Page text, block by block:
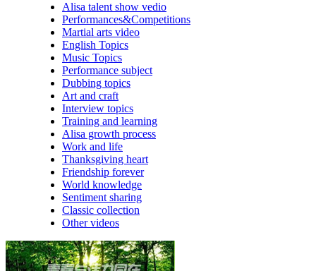
Alisa talent show vedio
Performances&Competitions
Martial arts video
English Topics
Music Topics
Performance subject
Dubbing topics
Art and craft
Interview topics
Training and learning
Alisa growth process
Work and life
Thanksgiving heart
Friendship forever
World knowledge
Sentiment sharing
Classic collection
Other videos